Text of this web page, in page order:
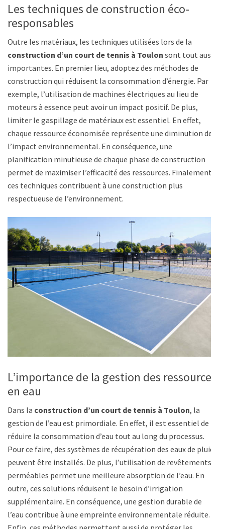
Les techniques de construction éco-
responsables
Outre les matériaux, les techniques utilisées lors de la
construction d’un court de tennis à Toulon sont tout aussi
importantes. En premier lieu, adoptez des méthodes de
construction qui réduisent la consommation d’énergie. Par
exemple, l’utilisation de machines électriques au lieu de
moteurs à essence peut avoir un impact positif. De plus,
limiter le gaspillage de matériaux est essentiel. En effet,
chaque ressource économisée représente une diminution de
l’impact environnemental. En conséquence, une
planification minutieuse de chaque phase de construction
permet de maximiser l’efficacité des ressources. Finalement,
ces techniques contribuent à une construction plus
respectueuse de l’environnement.
L’importance de la gestion des ressources
en eau
Dans la construction d’un court de tennis à Toulon, la
gestion de l’eau est primordiale. En effet, il est essentiel de
réduire la consommation d’eau tout au long du processus.
Pour ce faire, des systèmes de récupération des eaux de pluie
peuvent être installés. De plus, l’utilisation de revêtements
perméables permet une meilleure absorption de l’eau. En
outre, ces solutions réduisent le besoin d’irrigation
supplémentaire. En conséquence, une gestion durable de
l’eau contribue à une empreinte environnementale réduite.